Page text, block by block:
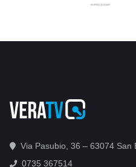
Via Pasubio, 36 – 63074 San
0735 367514